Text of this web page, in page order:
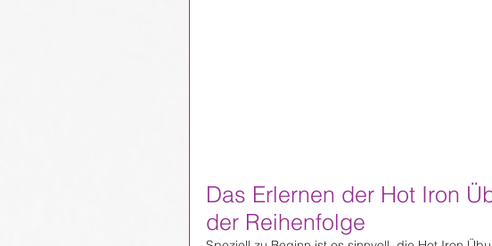
Das Erlernen der Hot Iron
der Reihenfolge